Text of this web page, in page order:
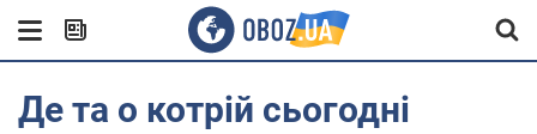
Де та о котрій сьогодні